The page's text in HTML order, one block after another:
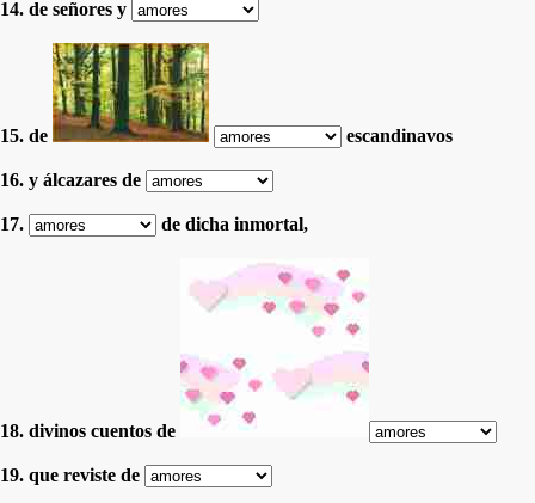
14. de señores y
15. de escandinavos
16. y álcazares de
17. de dicha inmortal,
18. divinos cuentos de
19. que reviste de